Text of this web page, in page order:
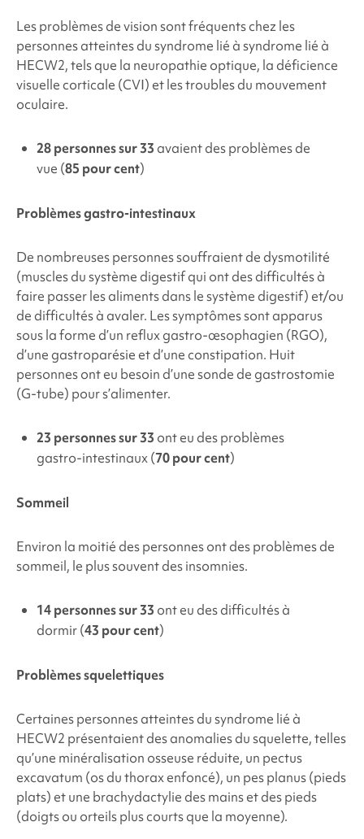
Les problèmes de vision sont fréquents chez les
personnes atteintes du syndrome lié àsyndrome lié à
HECW2, tels que la neuropathie optique, la déficience
visuelle corticale (CVI) et les troubles du mouvement
oculaire.
28 personnes sur 33 avaient des problèmes de
vue (85 pour cent)
Problèmes gastro-intestinaux
De nombreuses personnes souffraient de dysmotilité
(muscles du système digestif qui ont des difficultés à
faire passer les aliments dans le système digestif) et/ou
de difficultés à avaler. Les symptômes sont apparus
sous la forme d’un reflux gastro-œsophagien (RGO),
d’une gastroparésie et d’une constipation. Huit
personnes ont eu besoin d’une sonde de gastrostomie
(G-tube) pour s’alimenter.
23 personnes sur 33 ont eu des problèmes
gastro-intestinaux (70 pour cent)
Sommeil
Environ la moitié des personnes ont des problèmes de
sommeil, le plus souvent des insomnies.
14 personnes sur 33 ont eu des difficultés à
dormir (43 pour cent)
Problèmes squelettiques
Certaines personnes atteintes dusyndrome lié à
HECW2 présentaient des anomalies du squelette, telles
qu’une minéralisation osseuse réduite, un pectus
excavatum (os du thorax enfoncé), un pes planus (pieds
plats) et une brachydactylie des mains et des pieds
(doigts ou orteils plus courts que la moyenne).